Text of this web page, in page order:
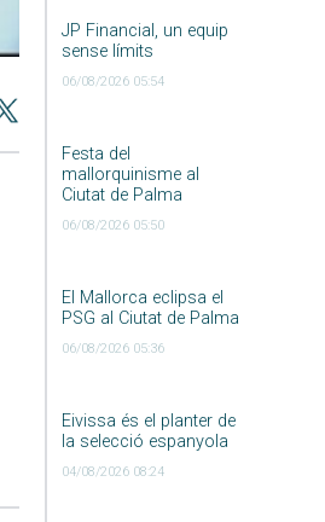
JP Financial, un equip
sense límits
06/08/2026 05:54
Festa del
mallorquinisme al
Ciutat de Palma
06/08/2026 05:50
El Mallorca eclipsa el
PSG al Ciutat de Palma
06/08/2026 05:36
Eivissa és el planter de
la selecció espanyola
04/08/2026 08:24